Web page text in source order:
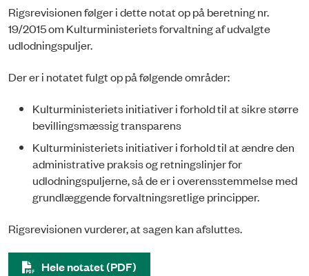
Rigsrevisionen følger i dette notat op på beretning nr.
19/2015 om Kulturministeriets forvaltning af udvalgte
udlodningspuljer.
Der er i notatet fulgt op på følgende områder:
Kulturministeriets initiativer i forhold til at sikre større
bevillingsmæssig transparens
Kulturministeriets initiativer i forhold til at ændre den
administrative praksis og retningslinjer for
udlodningspuljerne, så de er i overensstemmelse med
grundlæggende forvaltningsretlige principper.
Rigsrevisionen vurderer, at sagen kan afsluttes.
Hele notatet (PDF)